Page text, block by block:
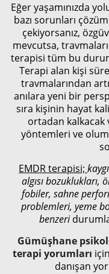
Eğer yaşamınızda
bazı sorunları
çekiyorsanız,
mevcutsa,
terapisi tüm bu
Terapi alan kişi
travmalarından
anılara yeni bir
sıra kişinin hayat
ortadan
yöntemleri ve
EMDR terapisi;
algısı bozuklukları,
fobiler, sahne
problemleri, yeme
benzeri
Gümüşhane
terapi yorumları
danışan